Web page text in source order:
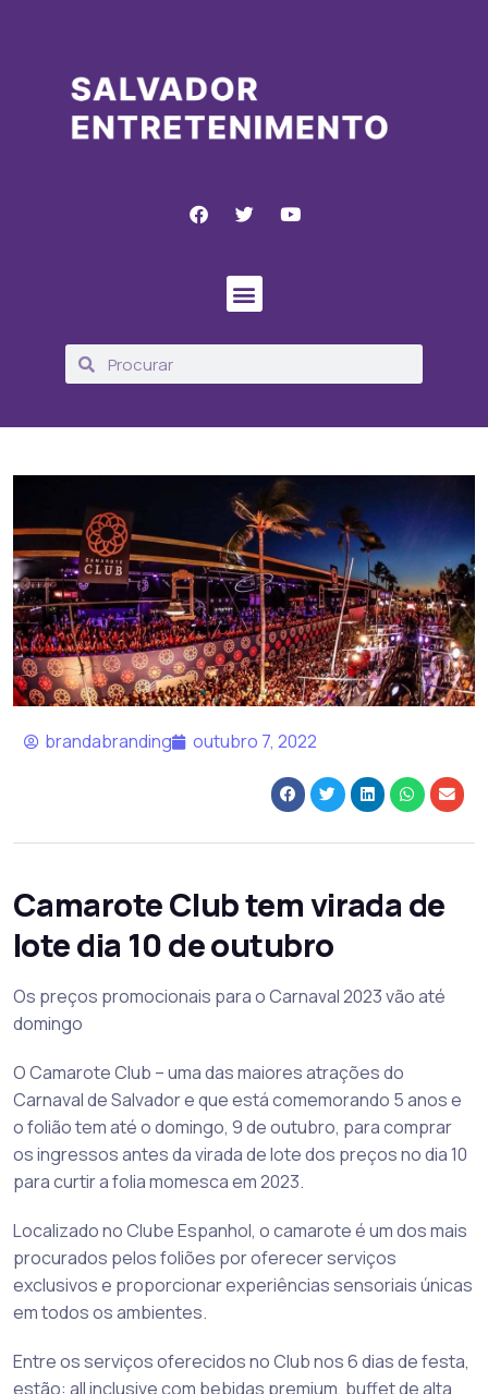
brandabranding outubro 7, 2022
Camarote Club tem virada de
lote dia 10 de outubro
Os preços promocionais para o Carnaval 2023 vão até
domingo
O Camarote Club – uma das maiores atrações do
Carnaval de Salvador e que está comemorando 5 anos e
o folião tem até o domingo, 9 de outubro, para comprar
os ingressos antes da virada de lote dos preços no dia 10
para curtir a folia momesca em 2023.
Localizado no Clube Espanhol, o camarote é um dos mais
procurados pelos foliões por oferecer serviços
exclusivos e proporcionar experiências sensoriais únicas
em todos os ambientes.
Entre os serviços oferecidos no Club nos 6 dias de festa,
estão: all inclusive com bebidas premium, buffet de alta